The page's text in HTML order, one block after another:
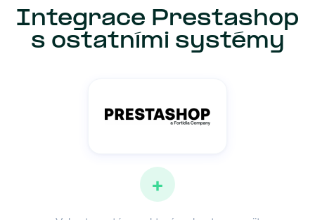
Integrace Prestashop
s ostatními systémy
+